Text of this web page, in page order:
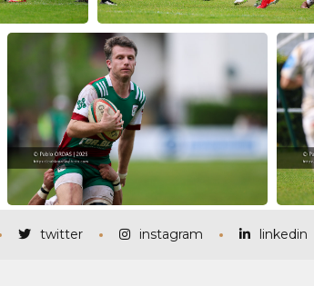
twitter instagram linkedin